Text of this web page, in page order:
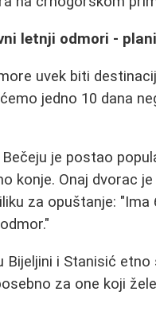
letnji odmori -
uvek biti
jedno 10 dana
je postao
konje. Onaj dvorac
za opuštanje:
Bijeljini i Stanisić
za one koji